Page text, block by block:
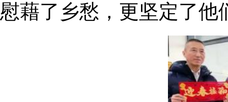
慰藉了乡愁，更坚定了他